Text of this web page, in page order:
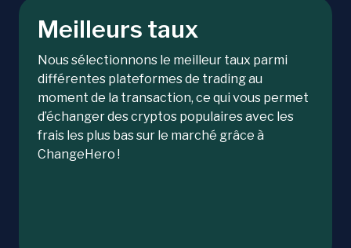
Meilleurs taux
Nous sélectionnons le meilleur taux parmi
différentes plateformes de trading au
moment de la transaction, ce qui vous permet
d’échanger des cryptos populaires avec les
frais les plus bas sur le marché grâce à
ChangeHero !